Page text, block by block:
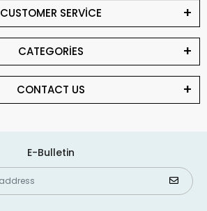
CUSTOMER SERVİCE
CATEGORİES
CONTACT US
E-Bulletin